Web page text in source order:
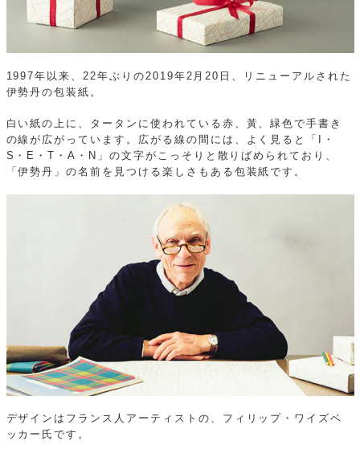
1997年以来、22年ぶりの2019年2月20日、リニューアルされた
伊勢丹の包装紙。
白い紙の上に、タータンに使われている赤、黃、緑色で手書き
の線が広がっています。広がる線の間には、よく見ると「I・
S・E・T・A・N」の文字がこっそりと散りばめられており、
「伊勢丹」の名前を見つける楽しさもある包装紙です。
デザインはフランス人アーティストの、フィリップ・ワイズベ
ッカー氏です。